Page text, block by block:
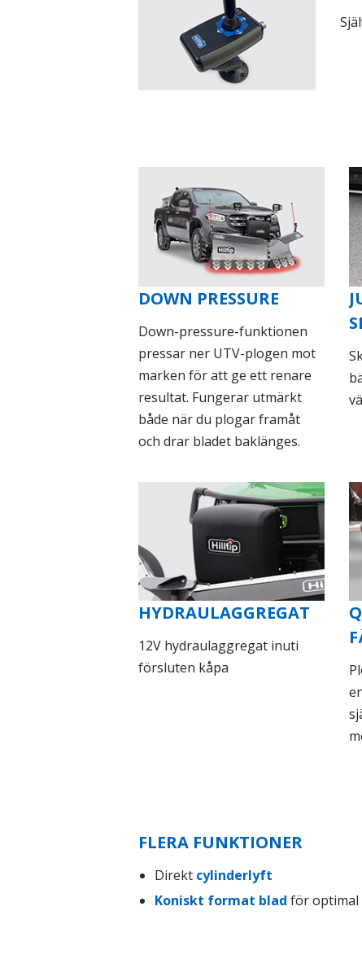
DOWN PRESSURE
Down-pressure-funktionen
pressar ner UTV-plogen mot
marken för att ge ett renare
resultat. Fungerar utmärkt
både när du plogar framåt
och drar bladet baklänges.
HYDRAULAGGREGAT
12V hydraulaggregat inuti
försluten kåpa
FLERA FUNKTIONER
Direkt cylinderlyft
Koniskt format blad för optimal